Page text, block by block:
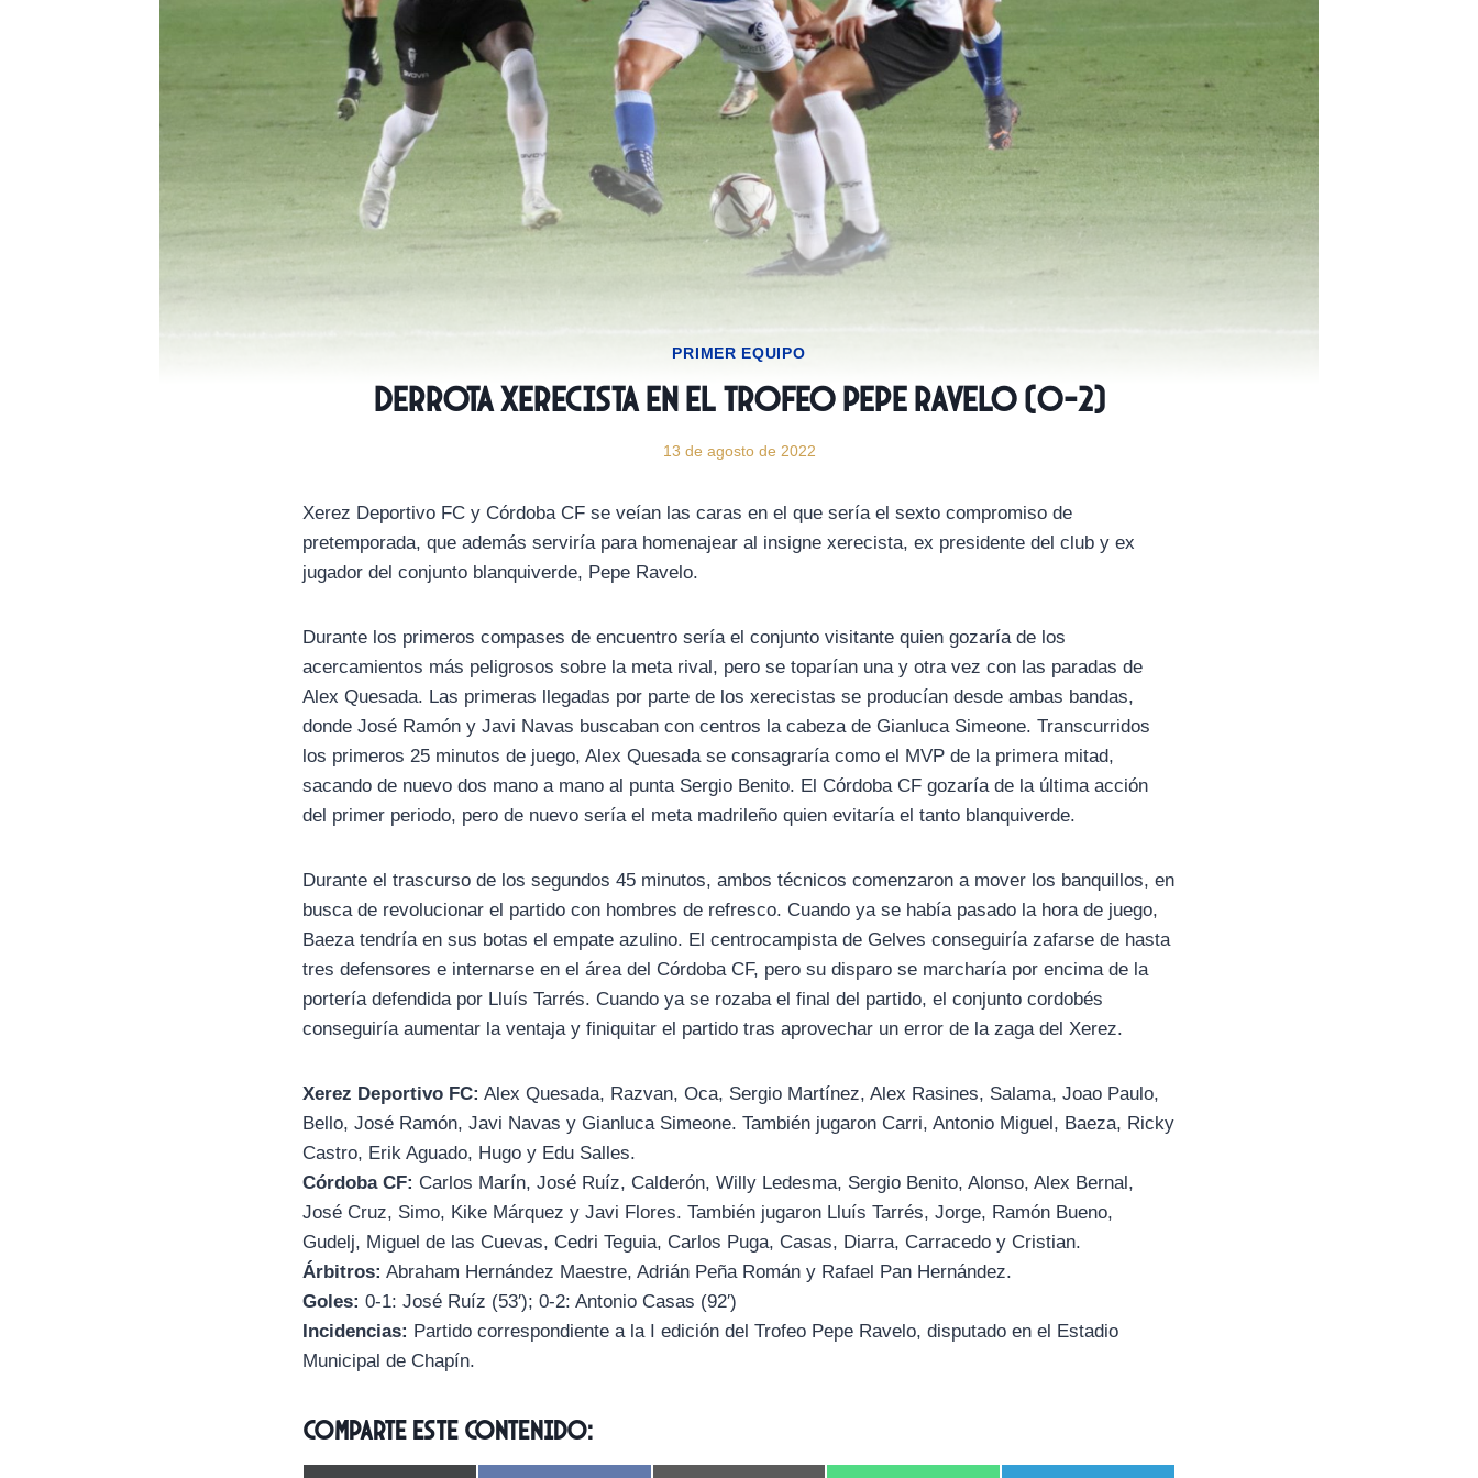
PRIMER EQUIPO
Derrota xerecista en el Trofeo Pepe Ravelo (0-2)
13 de agosto de 2022
Xerez Deportivo FC y Córdoba CF se veían las caras en el que sería el sexto compromiso de
pretemporada, que además serviría para homenajear al insigne xerecista, ex presidente del club y ex
jugador del conjunto blanquiverde, Pepe Ravelo.
Durante los primeros compases de encuentro sería el conjunto visitante quien gozaría de los
acercamientos más peligrosos sobre la meta rival, pero se toparían una y otra vez con las paradas de
Alex Quesada. Las primeras llegadas por parte de los xerecistas se producían desde ambas bandas,
donde José Ramón y Javi Navas buscaban con centros la cabeza de Gianluca Simeone. Transcurridos
los primeros 25 minutos de juego, Alex Quesada se consagraría como el MVP de la primera mitad,
sacando de nuevo dos mano a mano al punta Sergio Benito. El Córdoba CF gozaría de la última acción
del primer periodo, pero de nuevo sería el meta madrileño quien evitaría el tanto blanquiverde.
Durante el trascurso de los segundos 45 minutos, ambos técnicos comenzaron a mover los banquillos, en
busca de revolucionar el partido con hombres de refresco. Cuando ya se había pasado la hora de juego,
Baeza tendría en sus botas el empate azulino. El centrocampista de Gelves conseguiría zafarse de hasta
tres defensores e internarse en el área del Córdoba CF, pero su disparo se marcharía por encima de la
portería defendida por Lluís Tarrés. Cuando ya se rozaba el final del partido, el conjunto cordobés
conseguiría aumentar la ventaja y finiquitar el partido tras aprovechar un error de la zaga del Xerez.
Xerez Deportivo FC: Alex Quesada, Razvan, Oca, Sergio Martínez, Alex Rasines, Salama, Joao Paulo,
Bello, José Ramón, Javi Navas y Gianluca Simeone. También jugaron Carri, Antonio Miguel, Baeza, Ricky
Castro, Erik Aguado, Hugo y Edu Salles.
Córdoba CF: Carlos Marín, José Ruíz, Calderón, Willy Ledesma, Sergio Benito, Alonso, Alex Bernal,
José Cruz, Simo, Kike Márquez y Javi Flores. También jugaron Lluís Tarrés, Jorge, Ramón Bueno,
Gudelj, Miguel de las Cuevas, Cedri Teguia, Carlos Puga, Casas, Diarra, Carracedo y Cristian.
Árbitros: Abraham Hernández Maestre, Adrián Peña Román y Rafael Pan Hernández.
Goles: 0-1: José Ruíz (53′); 0-2: Antonio Casas (92′)
Incidencias: Partido correspondiente a la I edición del Trofeo Pepe Ravelo, disputado en el Estadio
Municipal de Chapín.
Comparte este contenido: